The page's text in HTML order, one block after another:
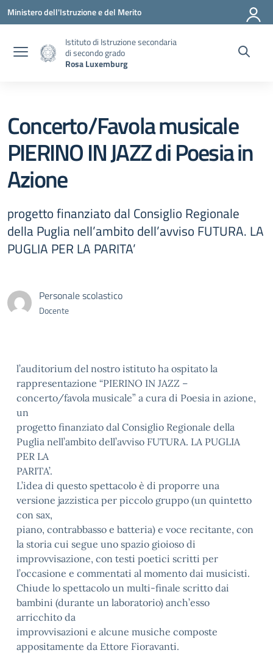
Vai ai contenuti
Vai al menu di navigazione
Vai al footer
Ministero dell'Istruzione e del Merito
Istituto di Istruzione secondaria
di secondo grado
Rosa Luxemburg
Concerto/Favola musicale
PIERINO IN JAZZ di Poesia in
Azione
progetto finanziato dal Consiglio Regionale
della Puglia nell’ambito dell’avviso FUTURA. LA
PUGLIA PER LA PARITA’
Personale scolastico
Docente
l’auditorium del nostro istituto ha ospitato la
rappresentazione “PIERINO IN JAZZ –
concerto/favola musicale” a cura di Poesia in azione,
un
progetto finanziato dal Consiglio Regionale della
Puglia nell’ambito dell’avviso FUTURA. LA PUGLIA
PER LA
PARITA’.
L’idea di questo spettacolo è di proporre una
versione jazzistica per piccolo gruppo (un quintetto
con sax,
piano, contrabbasso e batteria) e voce recitante, con
la storia cui segue uno spazio gioioso di
improvvisazione, con testi poetici scritti per
l’occasione e commentati al momento dai musicisti.
Chiude lo spettacolo un multi-finale scritto dai
bambini (durante un laboratorio) anch’esso
arricchito da
improvvisazioni e alcune musiche composte
appositamente da Ettore Fioravanti.